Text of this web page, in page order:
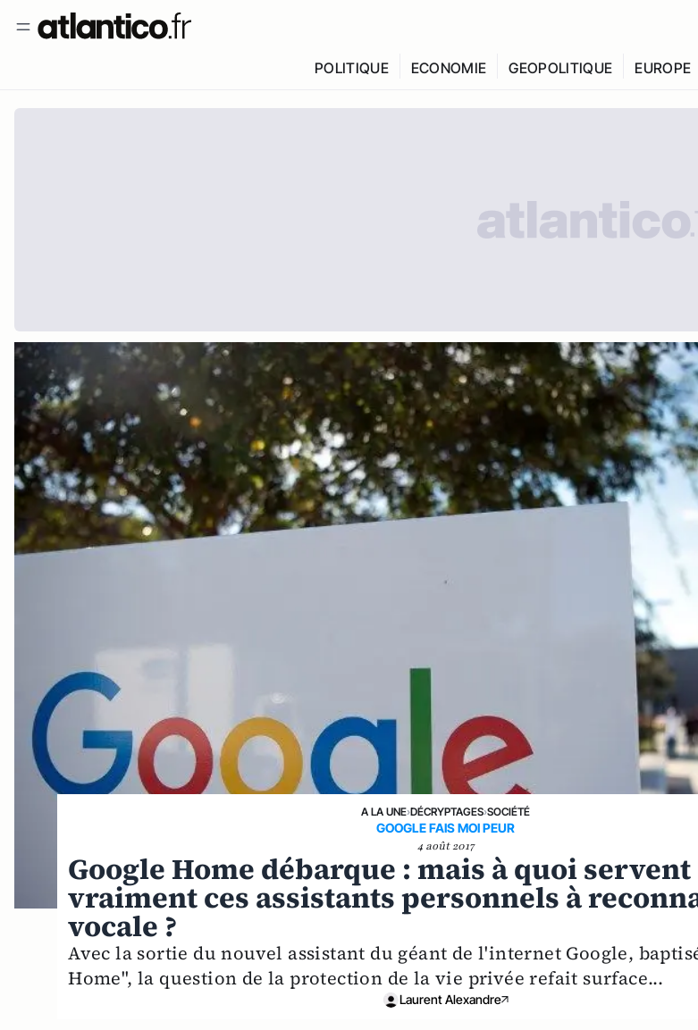
POLITIQUE ECONOMIE GEOPOLITIQUE EUROPE
A LA UNE›DÉCRYPTAGES›SOCIÉTÉ
GOOGLE FAIS MOI PEUR
4 août 2017
Google Home débarque : mais à quoi servent
vraiment ces assistants personnels à
vocale ?
Avec la sortie du nouvel assistant du géant de l'internet Google,
Home", la question de la protection de la vie privée refait surface...
Laurent Alexandre